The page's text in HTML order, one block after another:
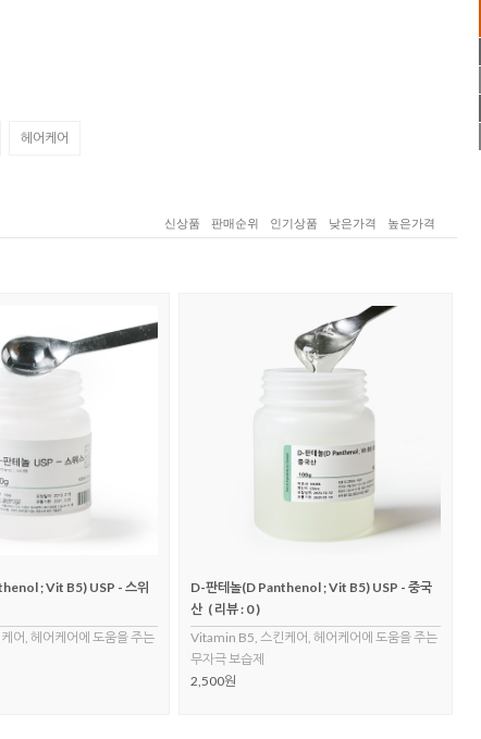
헤어케어
신상품 판매순위 인기상품 낮은가격 높은가격
; Vit B5) USP - 스위
어, 헤어케어에 도움을 주는
D-판테놀(D Panthenol ; Vit B5) USP - 중국
산 ( 리뷰 : 0 )
Vitamin B5, 스킨케어, 헤어케어에 도움을 주는
무자극 보습제
2,500원